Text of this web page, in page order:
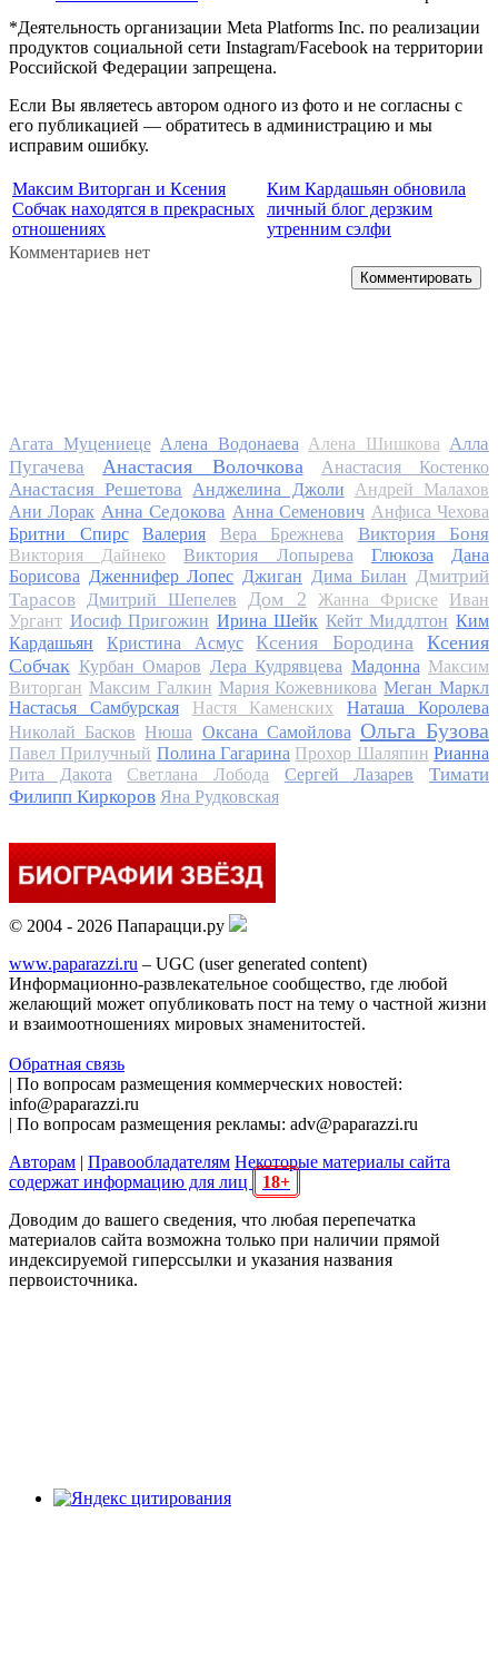
*Деятельность организации Meta Platforms Inc. по реализации
продуктов социальной сети Instagram/Facebook на территории
Российской Федерации запрещена.
Если Вы являетесь автором одного из фото и не согласны с
его публикацией — обратитесь в администрацию и мы
исправим ошибку.
Максим Виторган и Ксения
Собчак находятся в прекрасных
отношениях
Ким Кардашьян обновила
личный блог дерзким
утренним сэлфи
Комментариев нет
Комментировать
Агата Муцениеце Алена Водонаева Алена Шишкова Алла
Пугачева
Анастасия Волочкова Анастасия Костенко
Анастасия Решетова Анджелина Джоли
Андрей Малахов
Ани Лорак Анна Седокова Анна Семенович Анфиса Чехова
Бритни Спирс
Валерия Вера Брежнева Виктория Боня
Виктория Дайнеко Виктория Лопырева Глюкоза
Дана
Борисова Дженнифер Лопес Джиган Дима Билан Дмитрий
Тарасов
Дмитрий Шепелев Дом 2 Жанна Фриске
Иван
Ургант Иосиф Пригожин Ирина Шейк Кейт Миддлтон Ким
Кардашьян
Кристина Асмус Ксения Бородина
Ксения
Собчак Курбан Омаров Лера Кудрявцева Мадонна Максим
Виторган Максим Галкин Мария Кожевникова Меган Маркл
Настасья Самбурская
Настя Каменских
Наташа Королева
Николай Басков Нюша Оксана Самойлова Ольга Бузова
Павел Прилучный Полина Гагарина Прохор Шаляпин Рианна
Рита Дакота
Светлана Лобода Сергей Лазарев
Тимати
Филипп Киркоров Яна Рудковская
© 2004 - 2026 Папарацци.ру
www.paparazzi.ru – UGC (user generated content)
Информационно-развлекательное сообщество, где любой
желающий может опубликовать пост на тему о частной жизни
и взаимоотношениях мировых знаменитостей.
Обратная связь
| По вопросам размещения коммерческих новостей:
info@paparazzi.ru
| По вопросам размещения рекламы: adv@paparazzi.ru
Авторам | Правообладателям Некоторые материалы сайта
содержат информацию для лиц
18+
Доводим до вашего сведения, что любая перепечатка
материалов сайта возможна только при наличии прямой
индексируемой гиперссылки и указания названия
первоисточника.